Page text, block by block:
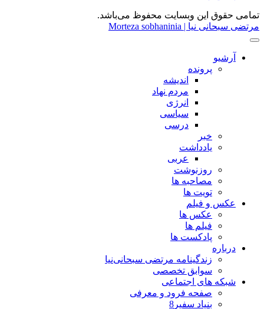
تمامی حقوق این وبسایت محفوظ می‌باشد.
مرتضی سبحانی نیا | Morteza sobhaninia
آرشیو
پرونده
اندیشه
مردم نهاد
انرژی
سیاسی
درسی
خبر
یادداشت
عربی
روزنوشت
مصاحبه ها
تویت ها
عکس و فیلم
عکس ها
فیلم ها
پادکست ها
درباره
زندگینامه مرتضی سبحانی‌نیا
سوابق تخصصی
شبکه های اجتماعی
صفحه فرود و معرفی
بنیاد سفیر8